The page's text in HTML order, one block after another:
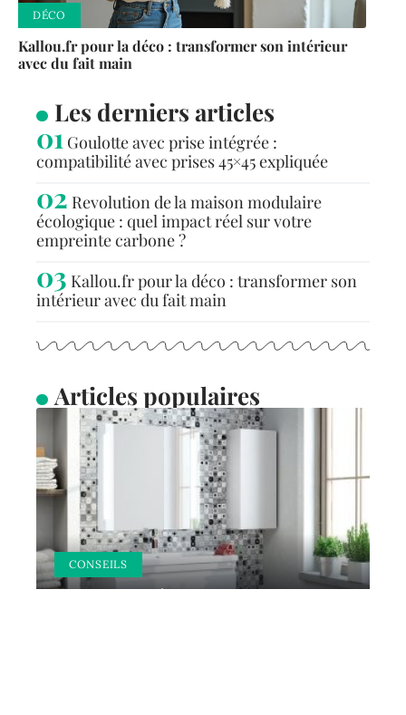
DÉCO
Kallou.fr pour la déco : transformer son intérieur
avec du fait main
Les derniers articles
Goulotte avec prise intégrée :
compatibilité avec prises 45×45 expliquée
Revolution de la maison modulaire
écologique : quel impact réel sur votre
empreinte carbone ?
Kallou.fr pour la déco : transformer son
intérieur avec du fait main
Articles populaires
CONSEILS
Quel matériau pour un